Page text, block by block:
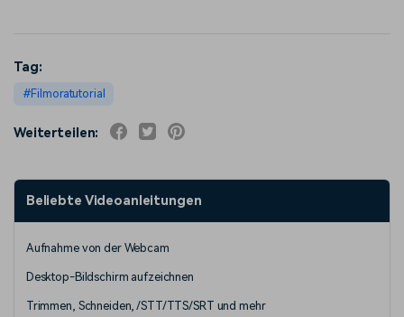
Beliebte Videoanleitungen
Aufnahme von der Webcam
Desktop-Bildschirm aufzeichnen
Trimmen, Schneiden, /STT/TTS/SRT und mehr
Tag:
Filmoratutorial
Weiterteilen: